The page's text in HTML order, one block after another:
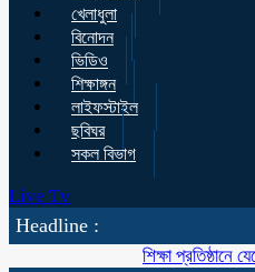
খেলাধুলা
বিনোদন
ভিডিও
শিক্ষাঙ্গন
লাইফস্টাইল
ছবিঘর
সকল বিভাগ
Live Tv
Headline :
শিক্ষা প্রতিষ্ঠানে যেনো